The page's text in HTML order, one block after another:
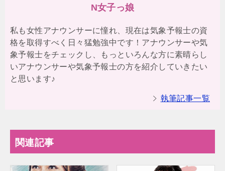
N女子っ娘
私も女性アナウンサーに憧れ、現在は気象予報士の資
格を取得すべく日々猛勉強中です！アナウンサーや気
象予報士をチェックし、もっといろんな方に素晴らし
いアナウンサーや気象予報士の方を紹介していきたい
と思います♪
執筆記事一覧
関連記事